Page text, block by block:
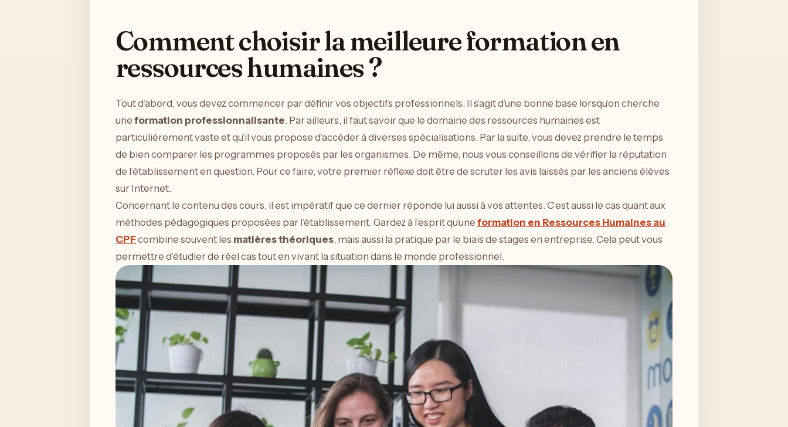
Comment choisir la meilleure formation en
ressources humaines ?
Tout d’abord, vous devez commencer par définir vos objectifs professionnels. Il s’agit d’une bonne base lorsqu’on cherche
une formation professionnalisante. Par ailleurs, il faut savoir que le domaine des ressources humaines est
particulièrement vaste et qu’il vous propose d’accéder à diverses spécialisations. Par la suite, vous devez prendre le temps
de bien comparer les programmes proposés par les organismes. De même, nous vous conseillons de vérifier la réputation
de l’établissement en question. Pour ce faire, votre premier réflexe doit être de scruter les avis laissés par les anciens élèves
sur Internet.
Concernant le contenu des cours, il est impératif que ce dernier réponde lui aussi à vos attentes. C’est aussi le cas quant aux
méthodes pédagogiques proposées par l’établissement. Gardez à l’esprit qu’une formation en Ressources Humaines au
CPFcombine souvent les matières théoriques, mais aussi la pratique par le biais de stages en entreprise. Cela peut vous
permettre d’étudier de réel cas tout en vivant la situation dans le monde professionnel.